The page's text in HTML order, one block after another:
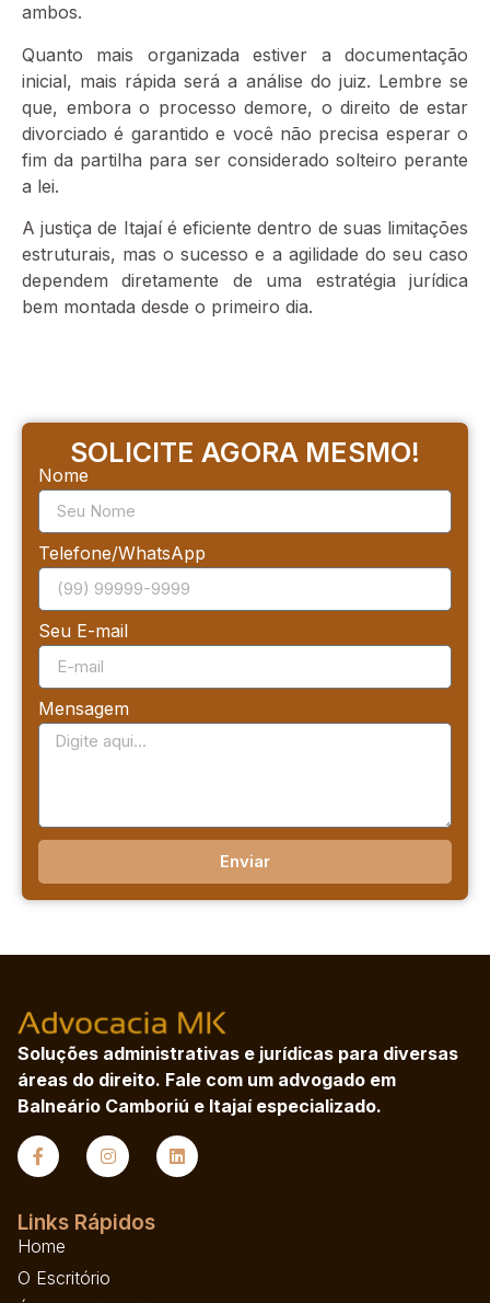
ambos.
Quanto mais organizada estiver a documentação
inicial, mais rápida será a análise do juiz. Lembre se
que, embora o processo demore, o direito de estar
divorciado é garantido e você não precisa esperar o
fim da partilha para ser considerado solteiro perante
a lei.
A justiça de Itajaí é eficiente dentro de suas limitações
estruturais, mas o sucesso e a agilidade do seu caso
dependem diretamente de uma estratégia jurídica
bem montada desde o primeiro dia.
SOLICITE AGORA MESMO!
Nome
Telefone/WhatsApp
Seu E-mail
Mensagem
Enviar
Soluções administrativas e jurídicas para diversas
áreas do direito. Fale com um advogado em
Balneário Camboriú e Itajaí especializado.
Links Rápidos
Home
O Escritório